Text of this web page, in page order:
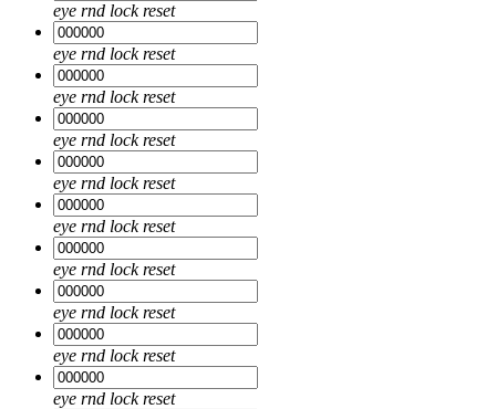
eye rnd lock reset
eye rnd lock reset
eye rnd lock reset
eye rnd lock reset
eye rnd lock reset
eye rnd lock reset
eye rnd lock reset
eye rnd lock reset
eye rnd lock reset
eye rnd lock reset